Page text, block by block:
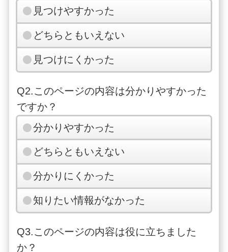
見つけやすかった
どちらともいえない
見つけにくかった
Q2.このページの内容は分かりやすかった
ですか？
分かりやすかった
どちらともいえない
分かりにくかった
知りたい情報がなかった
Q3.このページの内容は役に立ちました
か？